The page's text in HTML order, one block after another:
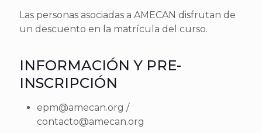
Las personas asociadas a AMECAN disfrutan de
un descuento en la matrícula del curso.
INFORMACIÓN Y PRE-
INSCRIPCIÓN
epm@amecan.org /
contacto@amecan.org